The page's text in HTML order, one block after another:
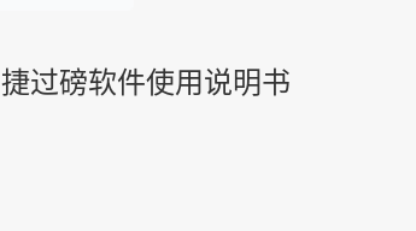
捷过磅软件使用说明书